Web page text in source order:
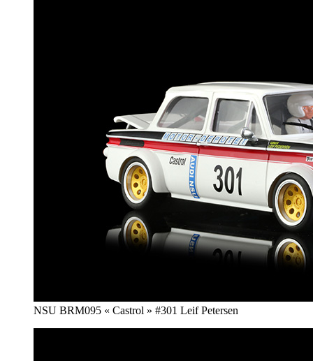
NSU BRM095 « Castrol » #301 Leif Petersen